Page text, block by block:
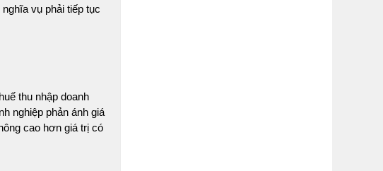
vụ phải tiếp tục
thu nhập doanh
nghiệp phản ánh giá
cao hơn giá trị có